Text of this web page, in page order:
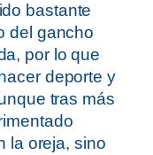
bastante
del gancho
por lo que
deporte y
tras más
la oreja, sino